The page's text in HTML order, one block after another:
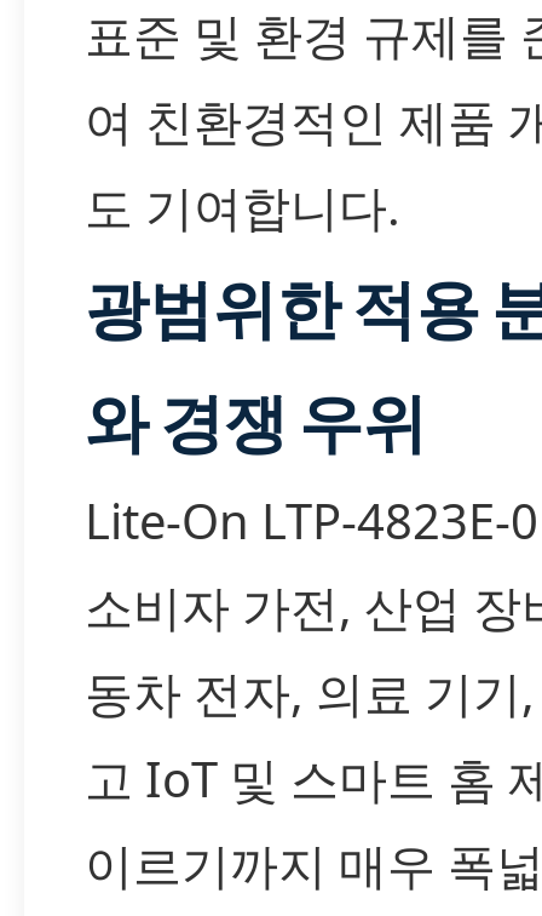
표준 및 환경 규제를
여 친환경적인 제품
도 기여합니다.
광범위한 적용
와 경쟁 우위
Lite-On LTP-4823E-
소비자 가전, 산업 장
동차 전자, 의료 기기
고 IoT 및 스마트 홈
이르기까지 매우 폭